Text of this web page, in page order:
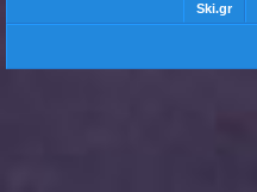
Ski.gr